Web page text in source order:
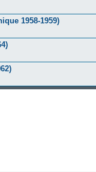
1958-1959)